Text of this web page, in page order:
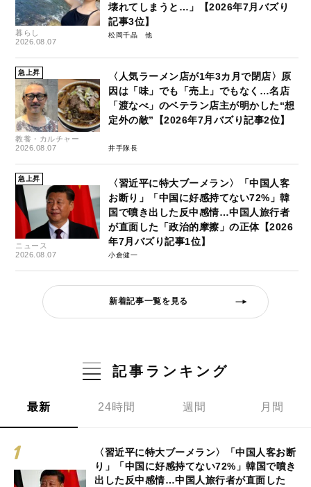
暮らし
2026.08.07
壊れてしまうと…」【2026年7月バズり
記事3位】
松岡千晶
急上昇
教養・カルチャー
2026.08.07
〈人気ラーメン店が1年3カ月で閉店〉原
因は「味」でも「売上」でもなく…名店
「渡なべ」のベテラン店主が明かした“想
定外の敵”【2026年7月バズり記事2位】
井手隊長
急上昇
ニュース
2026.08.07
〈習近平に特大ブーメラン〉「中国人客
お断り」「中国に好感持てない72%」韓
国で噴き出した反中感情…中国人旅行者
が直面した「政治的摩擦」の正体【2026
年7月バズり記事1位】
小倉健一
新着記事一覧を見る
記事ランキング
最新 24時間 週間 月間
〈習近平に特大ブーメラン〉「中国人客お断
り」「中国に好感持てない72%」韓国で噴き
出した反中感情…中国人旅行者が直面した